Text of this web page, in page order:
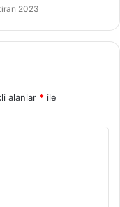
2023
alanlar * ile